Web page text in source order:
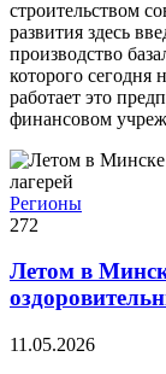
строительством
развития здесь
производство
которого сегодня
работает это
финансовом
Регионы
272
Летом в
11.05.2026